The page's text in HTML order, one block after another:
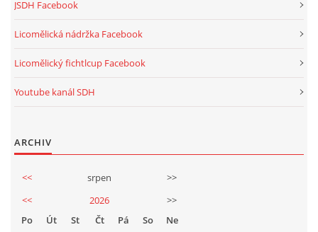
JSDH Facebook
Licomělická nádržka Facebook
Licomělický fichtlcup Facebook
Youtube kanál SDH
ARCHIV
<< srpen
>>
<<
2026
>>
Po
Út St Čt Pá So Ne